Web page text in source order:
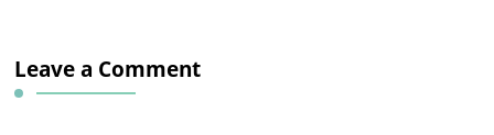
Leave a Comment